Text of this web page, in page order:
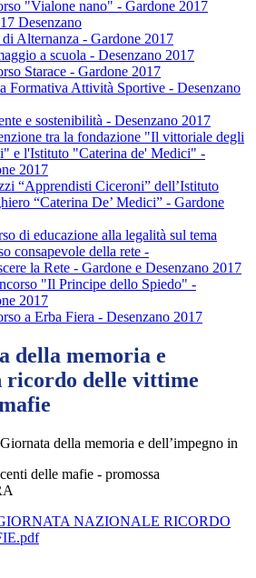
"Vialone nano" - Gardone 2017
Desenzano
di Alternanza - Gardone 2017
a scuola - Desenzano 2017
Starace - Gardone 2017
Formativa Attività Sportive - Desenzano
e sostenibilità - Desenzano 2017
tra la fondazione "Il vittoriale degli
e l'Istituto "Caterina de' Medici" -
2017
“Apprendisti Ciceroni” dell’Istituto
“Caterina De’ Medici” - Gardone
di educazione alla legalità sul tema
consapevole della rete -
la Rete - Gardone e Desenzano 2017
"Il Principe dello Spiedo" -
2017
a Erba Fiera - Desenzano 2017
della memoria e
ricordo delle vittime
della memoria e dell’impegno in
delle mafie - promossa
NAZIONALE RICORDO